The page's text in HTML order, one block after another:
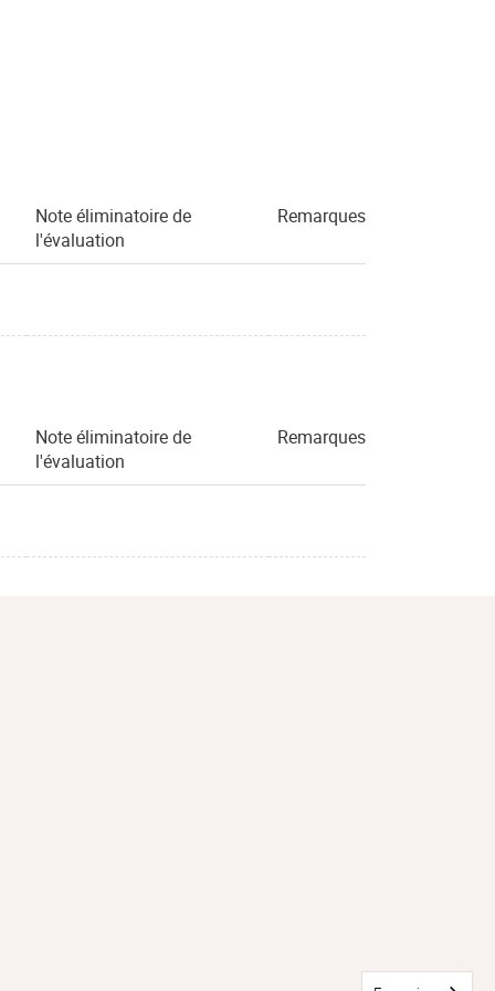
Note éliminatoire de
l'évaluation
Remarques
Note éliminatoire de
l'évaluation
Remarques